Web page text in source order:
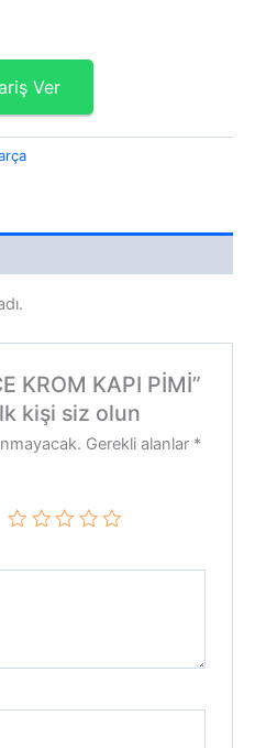
Ver
KROM KAPI PİMİ”
kişi siz olun
Gerekli alanlar *